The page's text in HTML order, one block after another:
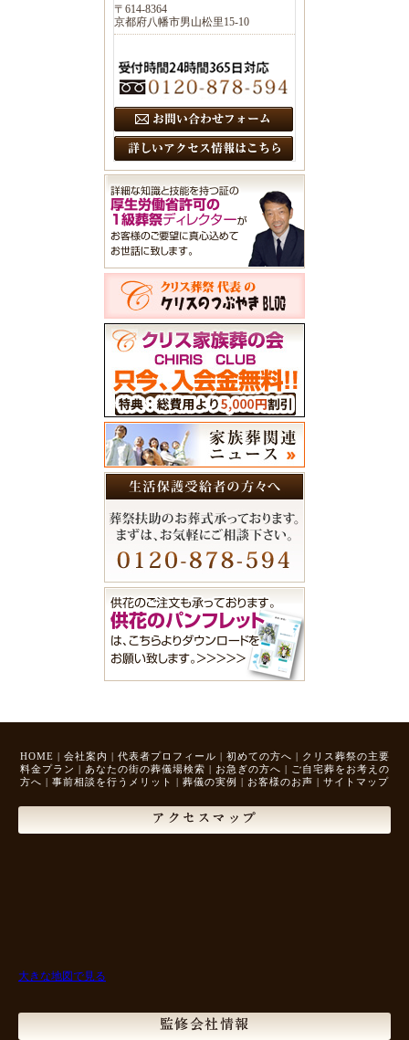
〒614-8364
京都府八幡市男山松里15-10
HOME | 会社案内 | 代表者プロフィール | 初めての方へ | クリス葬祭の主要
料金プラン | あなたの街の葬儀場検索 | お急ぎの方へ | ご自宅葬をお考えの
方へ | 事前相談を行うメリット | 葬儀の実例 | お客様のお声 | サイトマップ
アクセスマップ
大きな地図で見る
監修会社情報